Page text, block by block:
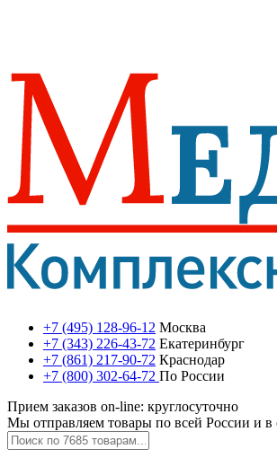
+7 (495) 128-96-12 Москва
+7 (343) 226-43-72 Екатеринбург
+7 (861) 217-90-72 Краснодар
+7 (800) 302-64-72 По России
Прием заказов on-line: круглосуточно
Мы отправляем товары по всей России и